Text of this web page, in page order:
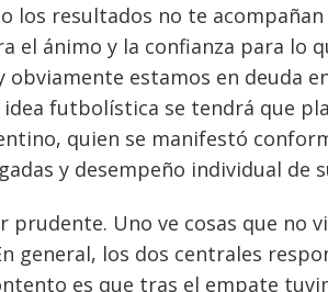
los resultados no te acompañan
el ánimo y la confianza para lo
estamos en deuda
futbolística se tendrá que
quien se manifestó
y desempeño individual de
prudente. Uno ve cosas que no
general, los dos centrales
es que tras el empate